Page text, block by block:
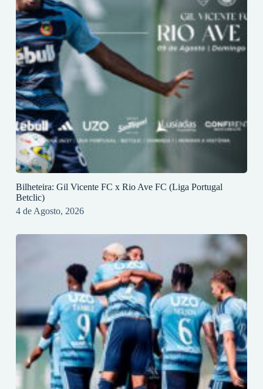
Bilheteira: Gil Vicente FC x Rio Ave FC (Liga Portugal
Betclic)
4 de Agosto, 2026